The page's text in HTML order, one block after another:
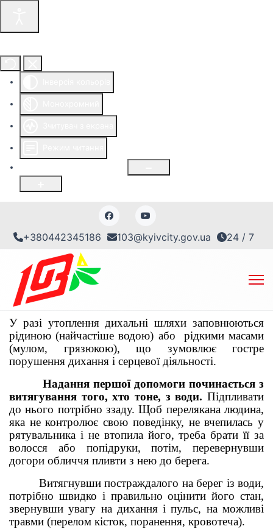
+380442345186 103@kyivcity.gov.ua 24 / 7
У разі утоплення дихальні шляхи заповнюються
рідиною (найчастіше водою) або рідкими масами
(мулом, грязюкою), що зумовлює гостре
порушення дихання і серцевої діяльності.
Надання першої допомоги починається з
витягування того, хто тоне, з води. Підпливати
до нього потрібно ззаду. Щоб перелякана людина,
яка не контролює свою поведінку, не вчепилась у
рятувальника і не втопила його, треба брати її за
волосся або попідруки, потім, перевернувши
догори обличчя пливти з нею до берега.
Витягнувши постраждалого на берег із води,
потрібно швидко і правильно оцінити його стан,
звернувши увагу на дихання і пульс, на можливі
травми (перелом кісток, поранення, кровотеча).